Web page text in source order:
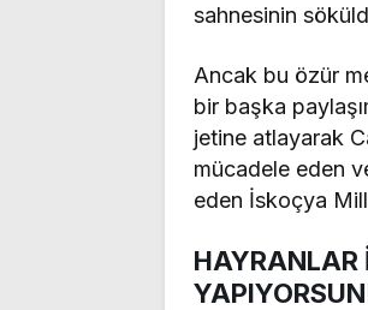
sahnesinin
Ancak bu özür
bir başka
jetine atlayarak
mücadele eden
eden İskoçya
HAYRANLAR